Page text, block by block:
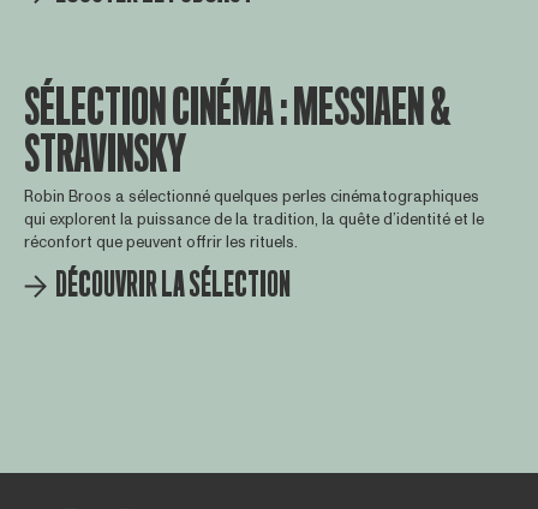
SÉLECTION CINÉMA : MESSIAEN &
STRAVINSKY
Robin Broos a sélectionné quelques perles cinématographiques
qui explorent la puissance de la tradition, la quête d’identité et le
réconfort que peuvent offrir les rituels.
DÉCOUVRIR LA SÉLECTION